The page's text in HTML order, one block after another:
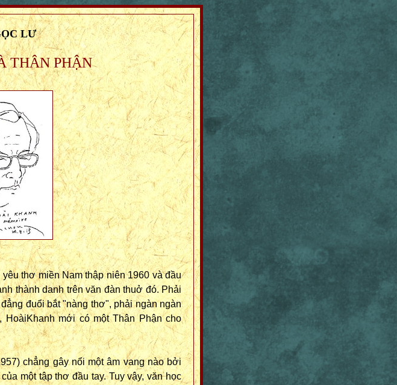
LƯ
THÂN PHẬN
thơ miền Nam thập niên 1960 và đầu
thành danh trên văn đàn thuở đó. Phải
đuổi bắt "nàng thơ", phải ngàn ngàn
mới có một Thân Phận cho
chẳng gây nổi một âm vang nào bởi
một tập thơ đầu tay. Tuy vậy, văn học